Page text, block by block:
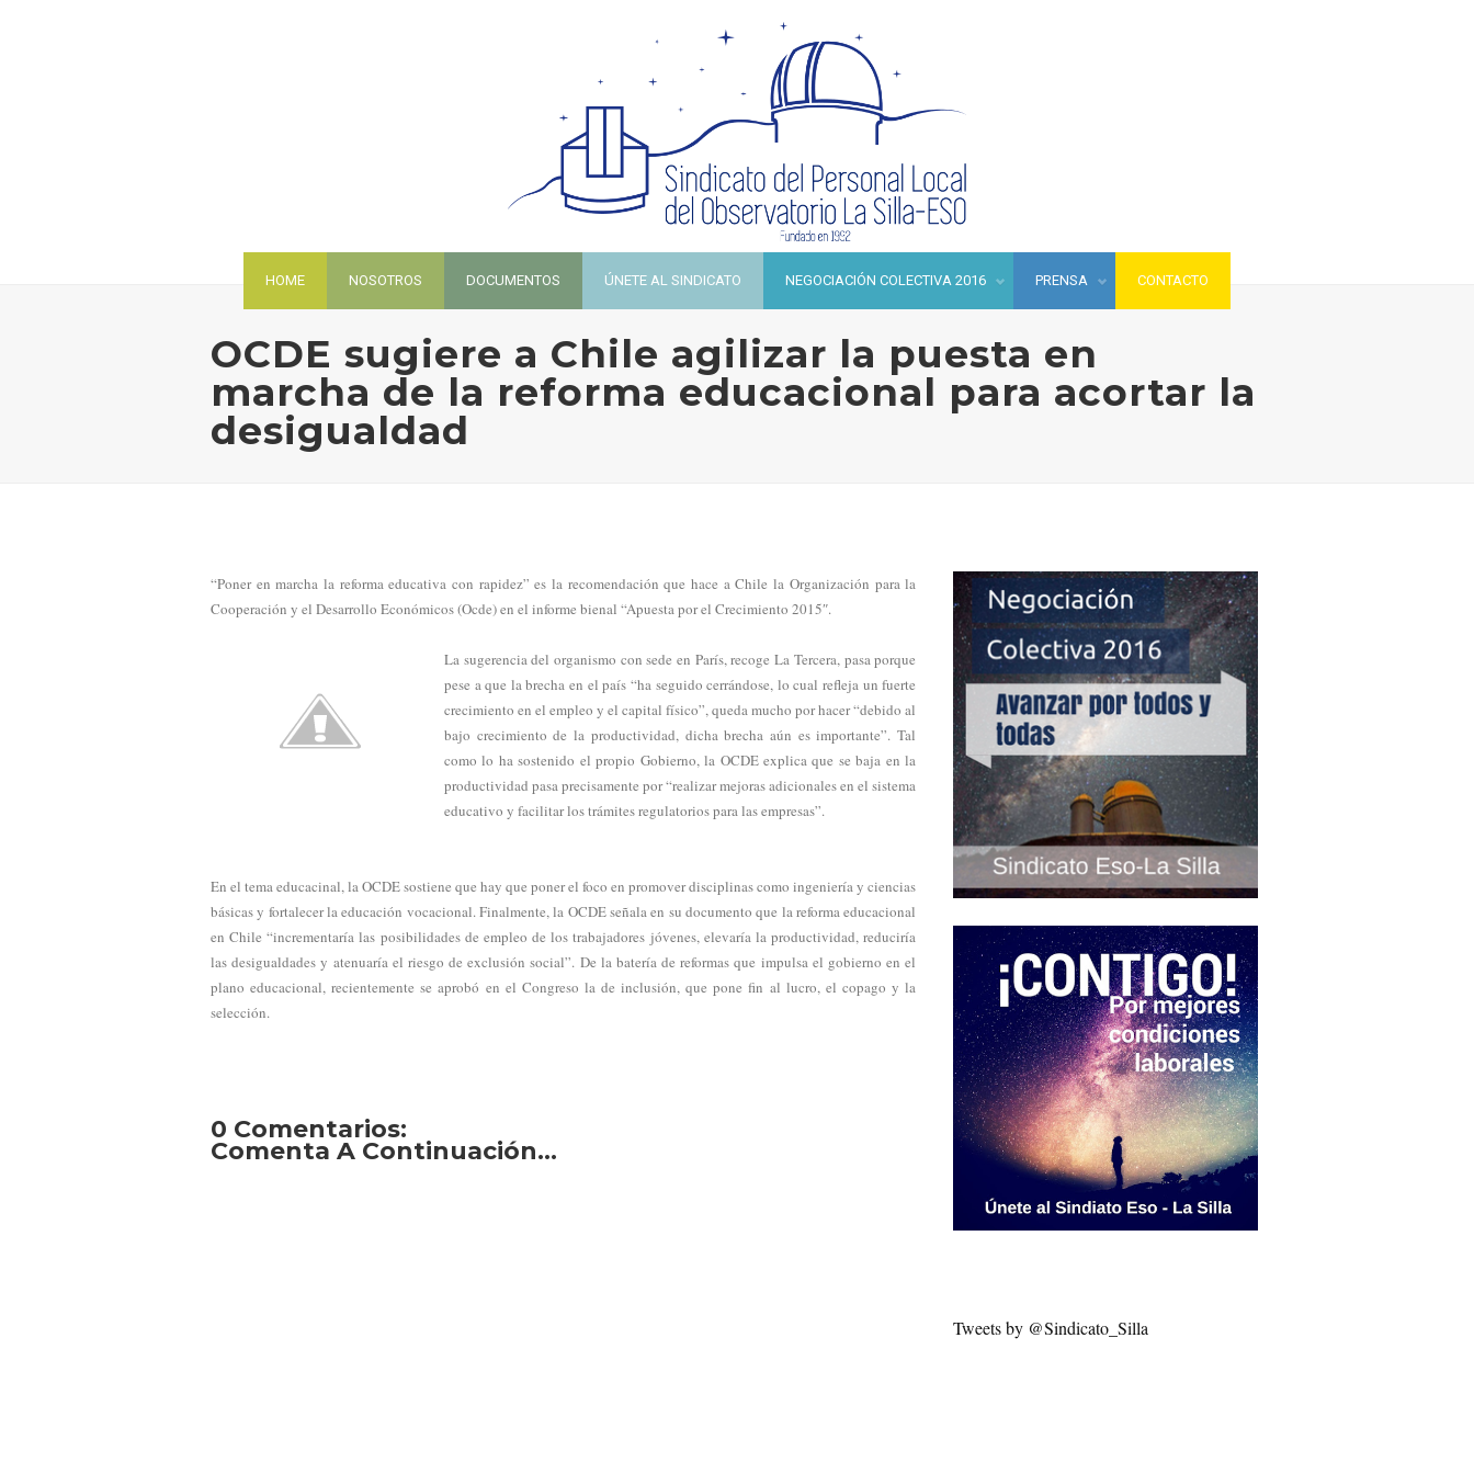
HOME NOSOTROS DOCUMENTOS ÚNETE AL SINDICATO NEGOCIACIÓN COLECTIVA 2016 PRENSA CONTACTO
OCDE sugiere a Chile agilizar la puesta en
marcha de la reforma educacional para acortar la
desigualdad
“Poner en marcha la reforma educativa con rapidez” es la recomendación que hace a Chile la Organización para la
Cooperación y el Desarrollo Económicos (Ocde) en el informe bienal “Apuesta por el Crecimiento 2015″.
La sugerencia del organismo con sede en París, recoge La Tercera, pasa porque
pese a que la brecha en el país “ha seguido cerrándose, lo cual refleja un fuerte
crecimiento en el empleo y el capital físico”, queda mucho por hacer “debido al
bajo crecimiento de la productividad, dicha brecha aún es importante”. Tal
como lo ha sostenido el propio Gobierno, la OCDE explica que se baja en la
productividad pasa precisamente por “realizar mejoras adicionales en el sistema
educativo y facilitar los trámites regulatorios para las empresas”.
En el tema educacinal, la OCDE sostiene que hay que poner el foco en promover disciplinas como ingeniería y ciencias
básicas y fortalecer la educación vocacional. Finalmente, la OCDE señala en su documento que la reforma educacional
en Chile “incrementaría las posibilidades de empleo de los trabajadores jóvenes, elevaría la productividad, reduciría
las desigualdades y atenuaría el riesgo de exclusión social”. De la batería de reformas que impulsa el gobierno en el
plano educacional, recientemente se aprobó en el Congreso la de inclusión, que pone fin al lucro, el copago y la
selección.
0 Comentarios:
Comenta A Continuación...
Tweets by @Sindicato_Silla